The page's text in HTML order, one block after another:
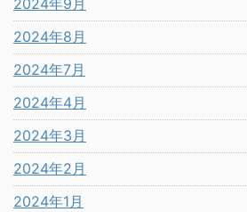
2024年9月
2024年8月
2024年7月
2024年4月
2024年3月
2024年2月
2024年1月